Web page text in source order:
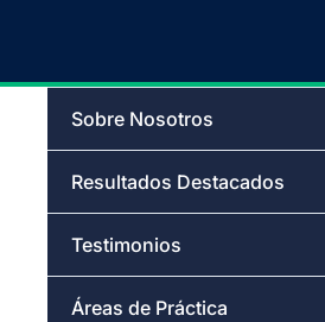
Sobre Nosotros
Resultados Destacados
Testimonios
Áreas de Práctica